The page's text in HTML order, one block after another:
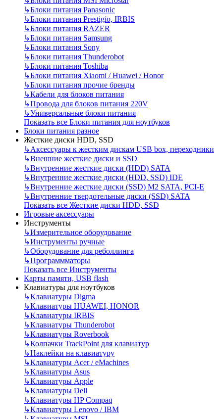
↳Блоки питания Panasonic
↳Блоки питания Prestigio, IRBIS
↳Блоки питания RAZER
↳Блоки питания Samsung
↳Блоки питания Sony
↳Блоки питания Thunderobot
↳Блоки питания Toshiba
↳Блоки питания Xiaomi / Huawei / Honor
↳Блоки питания прочие бренды
↳Кабели для блоков питания
↳Провода для блоков питания 220V
↳Универсальные блоки питания
Показать все Блоки питания для ноутбуков
Блоки питания разное
Жесткие диски HDD, SSD
↳Аксессуары к жестким дискам USB box, переходники
↳Внешние жесткие диски и SSD
↳Внутренние жесткие диски (HDD) SATA
↳Внутренние жесткие диски (HDD, SSD) IDE
↳Внутренние жесткие диски (SSD) M2 SATA, PCI-E
↳Внутренние твердотельные диски (SSD) SATA
Показать все Жесткие диски HDD, SSD
Игровые аксессуары
Инструменты
↳Измерительное оборудование
↳Инструменты ручные
↳Оборудование для реболлинга
↳Программматоры
Показать все Инструменты
Карты памяти, USB flash
Клавиатуры для ноутбуков
↳Клавиатуры Digma
↳Клавиатуры HUAWEI, HONOR
↳Клавиатуры IRBIS
↳Клавиатуры Thunderobot
↳Клавиатуры Roverbook
↳Колпачки TrackPoint для клавиатур
↳Наклейки на клавиатуру
↳Клавиатуры Acer / eMachines
↳Клавиатуры Asus
↳Клавиатуры Apple
↳Клавиатуры Dell
↳Клавиатуры HP Compaq
↳Клавиатуры Lenovo / IBM